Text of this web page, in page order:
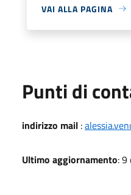
VAI ALLA PAGINA
Punti di
indirizzo mail :
Ultimo aggiornamento: